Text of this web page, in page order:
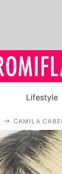
Royals
Stars
Filme &
Lifestyle
CAMILA